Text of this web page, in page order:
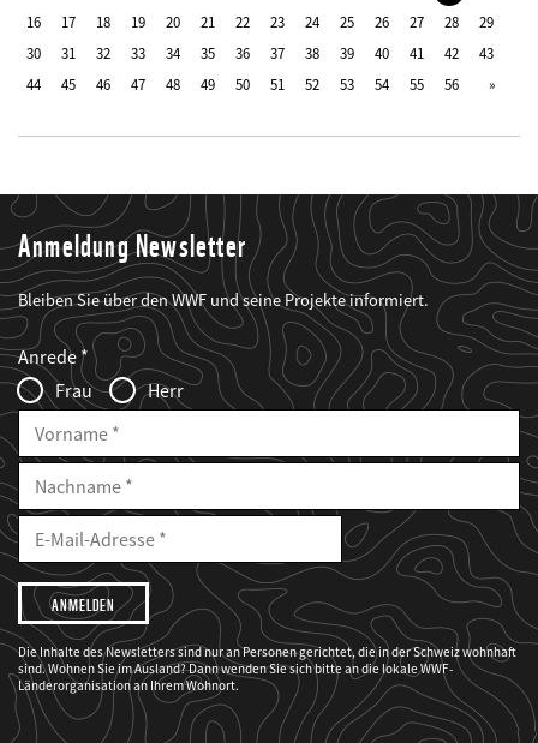
16
17 18 19 20 21 22 23 24 25 26 27 28
29
30
31 32 33 34 35 36 37 38 39 40 41 42
43
44
45 46 47 48 49 50 51 52 53 54 55 56
Anmeldung Newsletter
Bleiben Sie über den WWF und seine Projekte informiert.
Web2Case
Infofelder
Fieldset
anrede_name
Anrede
Frau
Herr
Vorname
Nachname
E-
Mailadresse
E-
Adresse
Ich
möchte,
dass
der
WWF
mich
über
seine
Projekte
informiert.
Die Inhalte des Newsletters sind nur an Personen gerichtet, die in der Schweiz wohnhaft
sind. Wohnen Sie im Ausland? Dann wenden Sie sich bitte an die lokale WWF-
Länderorganisation an Ihrem Wohnort.